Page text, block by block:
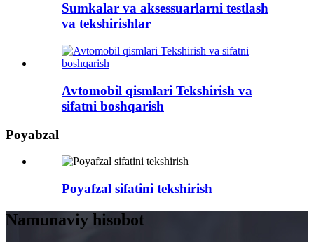
Sumkalar va aksessuarlarni testlash
va tekshirishlar
Avtomobil qismlari Tekshirish va
sifatni boshqarish
Poyabzal
Poyafzal sifatini tekshirish
Namunaviy hisobot